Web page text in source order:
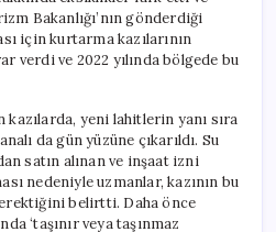
Bakanlığı’nın gönderdiği
için kurtarma kazılarının
verdi ve 2022 yılında bölgede bu
kazılarda, yeni lahitlerin yanı sıra
da gün yüzüne çıkarıldı. Su
satın alınan ve inşaat izni
nedeniyle uzmanlar, kazının bu
belirtti. Daha önce
‘taşınır veya taşınmaz